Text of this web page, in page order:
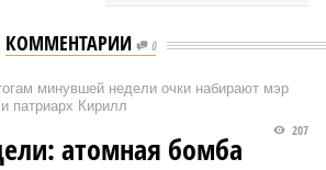
КОММЕНТАРИИ 0
минувшей недели очки набирают мэр
патриарх Кирилл
207
атомная бомба